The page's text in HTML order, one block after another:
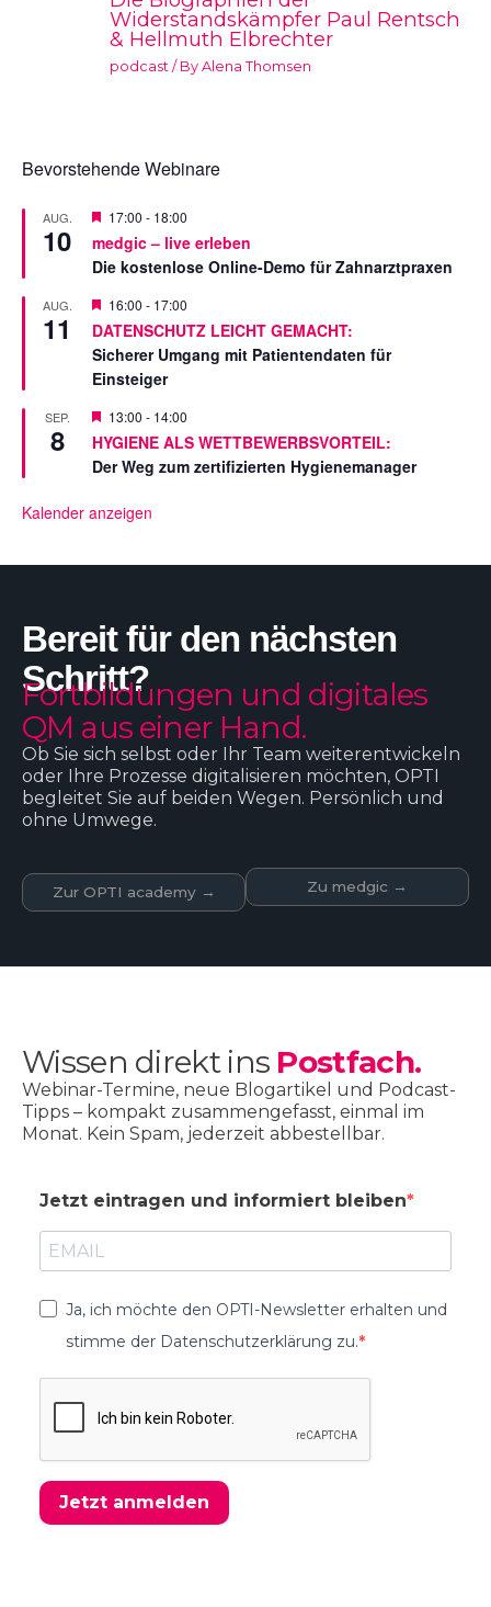
Widerstandskämpfer Paul Rentsch
& Hellmuth Elbrechter
podcast / By Alena Thomsen
Bevorstehende Webinare
AUG.
10
V
r
g
s
t
e
l
l
t
17:00 - 18:00
medgic – live erleben
Die kostenlose Online-Demo für Zahnarztpraxen
AUG.
11
V
o
r
g
e
s
e
l
l
t
16:00 - 17:00
DATENSCHUTZ LEICHT GEMACHT:
Sicherer Umgang mit Patientendaten für
Einsteiger
SEP.
8
V
o
r
g
t
13:00 - 14:00
HYGIENE ALS WETTBEWERBSVORTEIL:
Der Weg zum zertifizierten Hygienemanager
Kalender anzeigen
Bereit für den nächsten
Schritt?
Fortbildungen und digitales
QM aus einer Hand.
Ob Sie sich selbst oder Ihr Team weiterentwickeln
oder Ihre Prozesse digitalisieren möchten, OPTI
begleitet Sie auf beiden Wegen. Persönlich und
ohne Umwege.
Zur OPTI academy → Zu medgic →
Wissen direkt ins Postfach.
Webinar-Termine, neue Blogartikel und Podcast-
Tipps – kompakt zusammengefasst, einmal im
Monat. Kein Spam, jederzeit abbestellbar.
Jetzt eintragen und informiert bleiben
Ja, ich möchte den OPTI-Newsletter erhalten und
stimme der Datenschutzerklärung zu.
Jetzt anmelden